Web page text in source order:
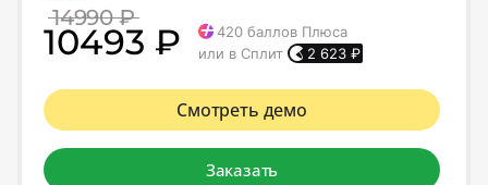
14990 ₽
10493 ₽ 420 баллов Плюса
или в Сплит
2 623 ₽
Смотреть демо
Заказать